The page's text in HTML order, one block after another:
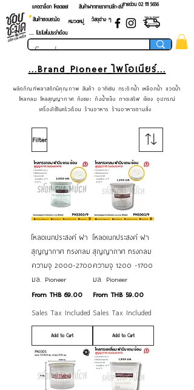
แคตตาล็อก โหลดเลย! สายด่วน 02 ​111 5656
สินค้าฝากขายราคาปลีก-ส่ง
สินค้าชอบชะมัด
หมวดหมู่
วัสดุต่าง ๆ
.... โปรโมชั่นประจำเดือน
...Brand Pioneer ไพโอเนียร์...
ผลิตภัณฑ์พลาสติกมีคุณภาพ สินค้า อาทิเช่น กระติกน้ำ เหยือกน้ำ ขวดน้ำ
โหลกลม โหลสุญญากาศ ถังขยะ ถังน้ำแข็ง ถาดเสริฟ เขียง อุปกรณ์
เครื่องใช้ในครัวเรือน ร้านอาหาร ร้านอาหารตามสั่ง
Filter
โหลอเนกประสงค์ ฝา
สุญญากาศ ทรงกลม
ความจุ 2000-2700
มล. Pioneer
From THB 69.00
Sale Price
Sales Tax Included
Add to Cart
โหลอเนกประสงค์ ฝา
สุญญากาศ ทรงกลม
ความจุ 1200 -1700
มล. Pioneer
From THB 59.00
Sale Price
Sales Tax Included
Add to Cart